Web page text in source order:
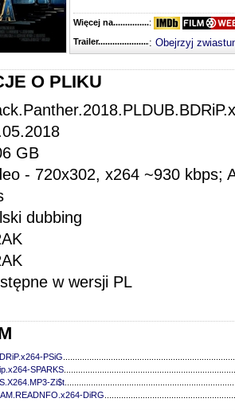
Więcej na........................................
:
Trailer...........................................
: Obejrzyj
O PLIKU
GB
- 720x302, x264 ~930 kbps;
dubbing
w wersji PL
PSiG
SPARKS
Zi$t
DiRG